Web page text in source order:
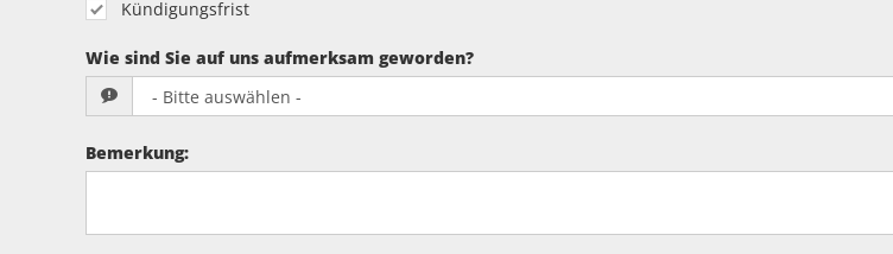
Kündigungsfrist
Wie sind Sie auf uns aufmerksam geworden?
Bemerkung: